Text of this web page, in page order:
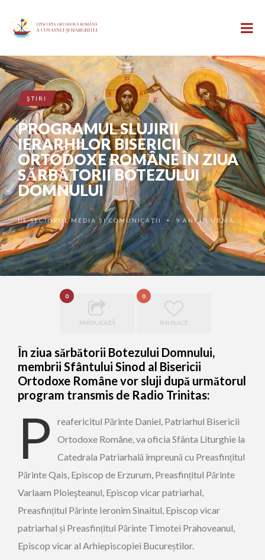
ŞTIRI
PROGRAMUL SLUJIRII
IERARHILOR BISERICII
ORTODOXE ROMÂNE ÎN ZIUA
SĂRBĂTORII BOTEZULUI
DOMNULUI
DESECTORUL MEDIA ȘI COMUNICAȚII • 9 ANI ÎN URMĂ
0
PARTAJEAZĂ
0
ÎMI PLACE
În ziua sărbătorii Botezului Domnului,
membrii Sfântului Sinod al Bisericii
Ortodoxe Române vor sluji după următorul
program transmis de Radio Trinitas:
P
reafericitul Părinte Daniel, Patriarhul Bisericii
Ortodoxe Române, va oficia Sfânta Liturghie la
Catedrala Patriarhală împreună cu Preasfințitul
Părinte Qais, Episcop de Erzurum, Preasfințitul Părinte
Varlaam Ploieşteanul, Episcop vicar patriarhal,
Preasfințitul Părinte Ieronim Sinaitul, Episcop vicar
patriarhal și Preasfințitul Părinte Timotei Prahoveanul,
Episcop vicar al Arhiepiscopiei Bucureștilor.